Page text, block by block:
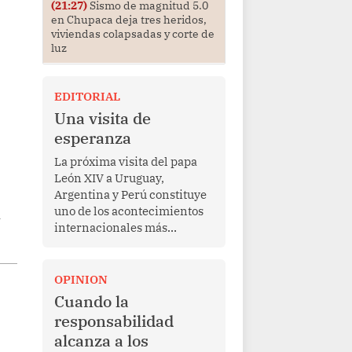
(21:27)Sismo de magnitud 5.0
en Chupaca deja tres heridos,
viviendas colapsadas y corte de
luz
EDITORIAL
Una visita de
esperanza
La próxima visita del papa
León XIV a Uruguay,
Argentina y Perú constituye
uno de los acontecimientos
internacionales más
Más allá de su dimensión
religiosa, esta gira
representa una oportunidad
para reafirmar el valor del
diálogo, fortalecer los
OPINION
Cuando la
responsabilidad
alcanza a los